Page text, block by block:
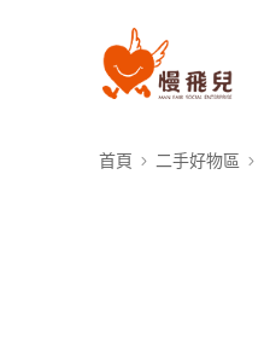
首頁 二手好物區